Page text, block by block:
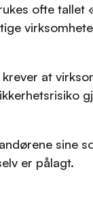
ofte
at
sine
er pålagt.